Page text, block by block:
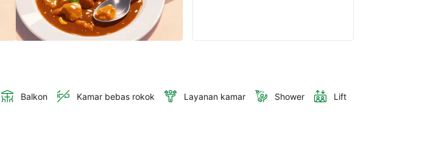
Balkon Kamar bebas rokok Layanan kamar Shower Lift